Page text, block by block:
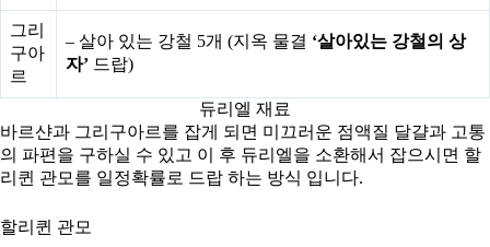
그리
구아
르
– 살아 있는 강철 5개 (지옥 물결 ‘살아있는 강철의 상
자’ 드랍)
듀리엘 재료
바르샨과 그리구아르를 잡게 되면 미끄러운 점액질 달걀과 고통
의 파편을 구하실 수 있고 이 후 듀리엘을 소환해서 잡으시면 할
리퀸 관모를 일정확률로 드랍 하는 방식 입니다.
할리퀸 관모